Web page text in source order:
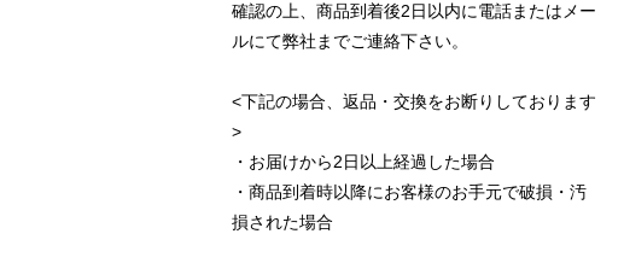
確認の上、商品到着後2日以内に電話またはメー
ルにて弊社までご連絡下さい。
<下記の場合、返品・交換をお断りしております
>
・お届けから2日以上経過した場合
・商品到着時以降にお客様のお手元で破損・汚
損された場合